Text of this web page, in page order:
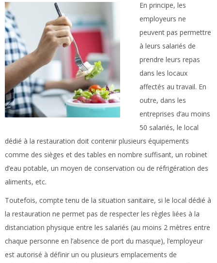
En principe, les
employeurs ne
peuvent pas permettre
à leurs salariés de
prendre leurs repas
dans les locaux
affectés au travail. En
outre, dans les
entreprises d’au moins
50 salariés, le local
dédié à la restauration doit contenir plusieurs équipements
comme des sièges et des tables en nombre suffisant, un robinet
d’eau potable, un moyen de conservation ou de réfrigération des
aliments, etc.
Toutefois, compte tenu de la situation sanitaire, si le local dédié à
la restauration ne permet pas de respecter les règles liées à la
distanciation physique entre les salariés (au moins 2 mètres entre
chaque personne en l’absence de port du masque), l’employeur
est autorisé à définir un ou plusieurs emplacements de